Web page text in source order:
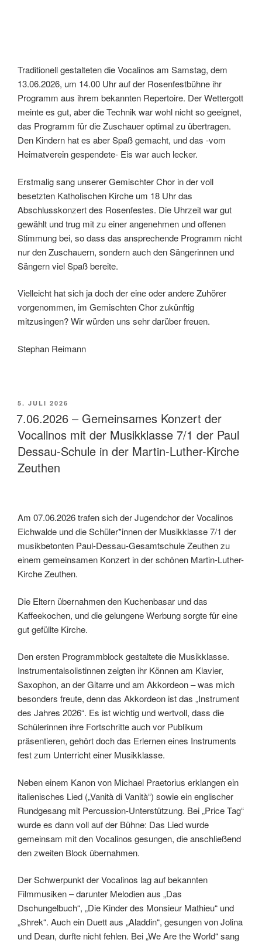
Traditionell gestalteten die Vocalinos am Samstag, dem
13.06.2026, um 14.00 Uhr auf der Rosenfestbühne ihr
Programm aus ihrem bekannten Repertoire. Der Wettergott
meinte es gut, aber die Technik war wohl nicht so geeignet,
das Programm für die Zuschauer optimal zu übertragen.
Den Kindern hat es aber Spaß gemacht, und das -vom
Heimatverein gespendete- Eis war auch lecker.
Erstmalig sang unserer Gemischter Chor in der voll
besetzten Katholischen Kirche um 18 Uhr das
Abschlusskonzert des Rosenfestes. Die Uhrzeit war gut
gewählt und trug mit zu einer angenehmen und offenen
Stimmung bei, so dass das ansprechende Programm nicht
nur den Zuschauern, sondern auch den Sängerinnen und
Sängern viel Spaß bereite.
Vielleicht hat sich ja doch der eine oder andere Zuhörer
vorgenommen, im Gemischten Chor zukünftig
mitzusingen? Wir würden uns sehr darüber freuen.
Stephan Reimann
VERÖFFENTLICHT
AM
5. JULI 2026
7.06.2026 – Gemeinsames Konzert der
Vocalinos mit der Musikklasse 7/1 der Paul
Dessau-Schule in der Martin-Luther-Kirche
Zeuthen
Am 07.06.2026 trafen sich der Jugendchor der Vocalinos
Eichwalde und die Schüler*innen der Musikklasse 7/1 der
musikbetonten Paul-Dessau-Gesamtschule Zeuthen zu
einem gemeinsamen Konzert in der schönen Martin-Luther-
Kirche Zeuthen.
Die Eltern übernahmen den Kuchenbasar und das
Kaffeekochen, und die gelungene Werbung sorgte für eine
gut gefüllte Kirche.
Den ersten Programmblock gestaltete die Musikklasse.
Instrumentalsolistinnen zeigten ihr Können am Klavier,
Saxophon, an der Gitarre und am Akkordeon – was mich
besonders freute, denn das Akkordeon ist das „Instrument
des Jahres 2026“. Es ist wichtig und wertvoll, dass die
Schülerinnen ihre Fortschritte auch vor Publikum
präsentieren, gehört doch das Erlernen eines Instruments
fest zum Unterricht einer Musikklasse.
Neben einem Kanon von Michael Praetorius erklangen ein
italienisches Lied („Vanità di Vanità“) sowie ein englischer
Rundgesang mit Percussion-Unterstützung. Bei „Price Tag“
wurde es dann voll auf der Bühne: Das Lied wurde
gemeinsam mit den Vocalinos gesungen, die anschließend
den zweiten Block übernahmen.
Der Schwerpunkt der Vocalinos lag auf bekannten
Filmmusiken – darunter Melodien aus „Das
Dschungelbuch“, „Die Kinder des Monsieur Mathieu“ und
„Shrek“. Auch ein Duett aus „Aladdin“, gesungen von Jolina
und Dean, durfte nicht fehlen. Bei „We Are the World“ sang